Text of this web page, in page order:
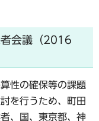
者会議（2016
性の確保等の課題
を行うため、町田
、国、東京都、神